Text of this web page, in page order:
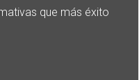
que más éxito